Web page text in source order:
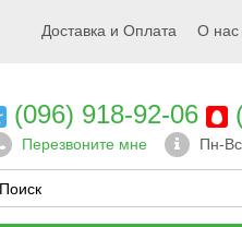
Доставка и Оплата О нас
(096) 918-92-06
Перезвоните мне Пн-